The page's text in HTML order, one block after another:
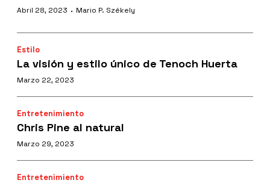
Abril 28, 2023 · Mario P. Székely
Estilo
La visión y estilo único de Tenoch Huerta
Marzo 22, 2023
Entretenimiento
Chris Pine al natural
Marzo 29, 2023
Entretenimiento